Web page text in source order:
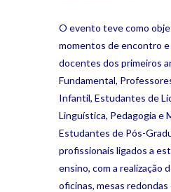
O evento teve como
momentos de encontro
docentes dos primeiros
Fundamental,
Infantil, Estudantes de
Linguística, Pedagogia e
Estudantes de Pós-
profissionais ligados a
ensino, com a realização
oficinas, mesas